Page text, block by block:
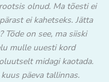
olnud. Ma tõesti ei
ei kahetseks. Jätta
Tõde on see, ma siiski
mulle uuesti kord
midagi kaotada.
päeva tallinnas.